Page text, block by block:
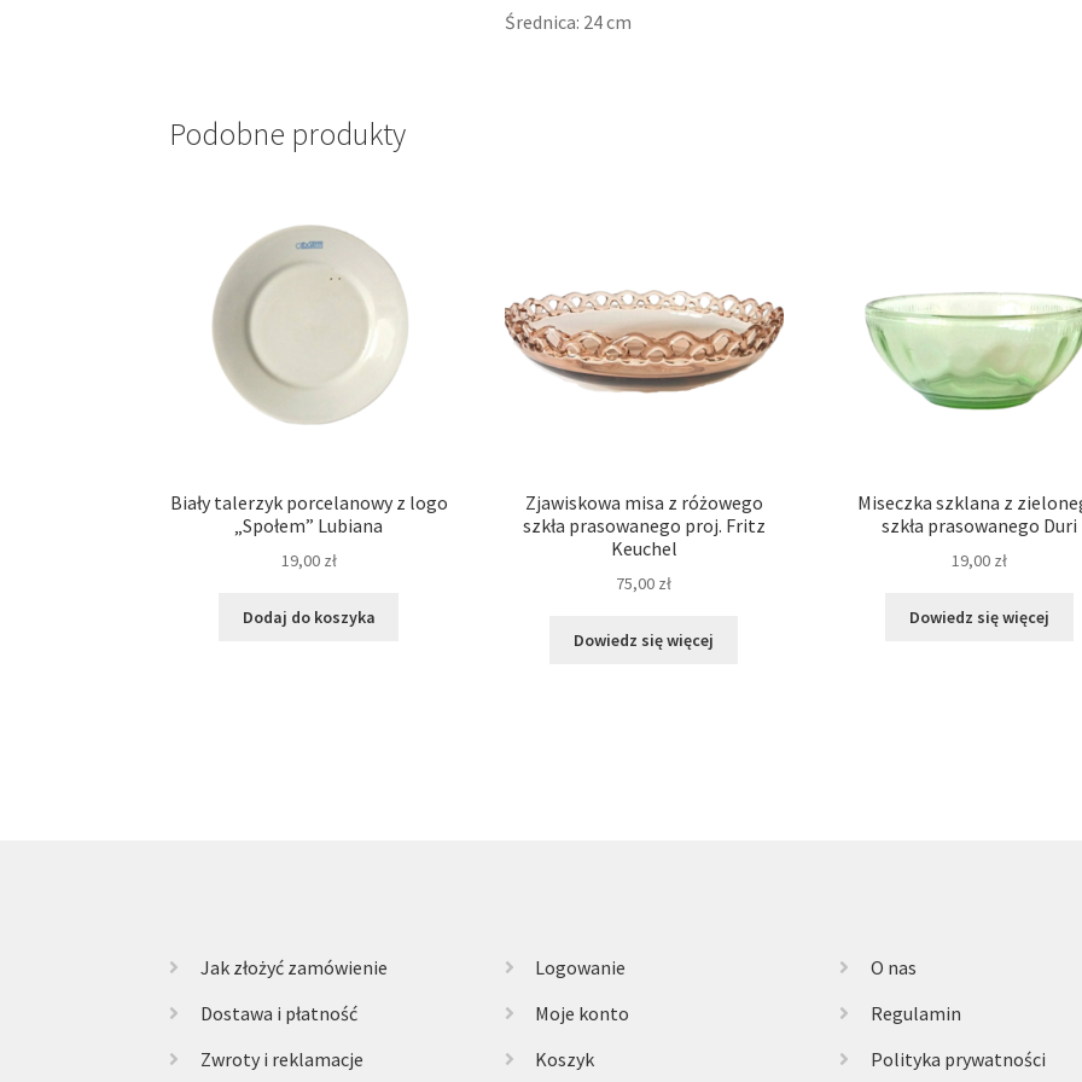
Średnica: 24 cm
Podobne produkty
Biały talerzyk porcelanowy z logo
„Społem” Lubiana
19,00 zł
Dodaj do koszyka
Zjawiskowa misa z różowego
szkła prasowanego proj. Fritz
Keuchel
75,00 zł
Dowiedz się więcej
Miseczka szklana z
szkła prasowanego Duri
19,00 zł
Dowiedz się więcej
Jak złożyć zamówienie
Dostawa i płatność
Zwroty i reklamacje
Logowanie
Moje konto
Koszyk
O nas
Regulamin
Polityka prywatności